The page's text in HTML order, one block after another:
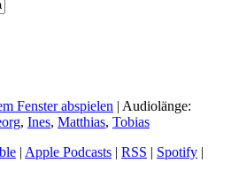
Fenster abspielen | Audiolänge:
, Ines, Matthias, Tobias
| Apple Podcasts | RSS | Spotify |